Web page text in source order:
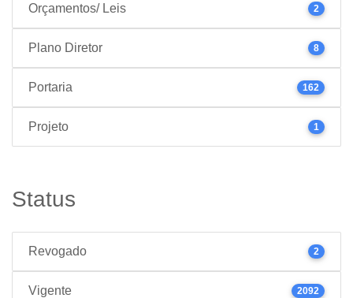
Orçamentos/ Leis 2
Plano Diretor 8
Portaria 162
Projeto 1
Status
Revogado 2
Vigente 2092